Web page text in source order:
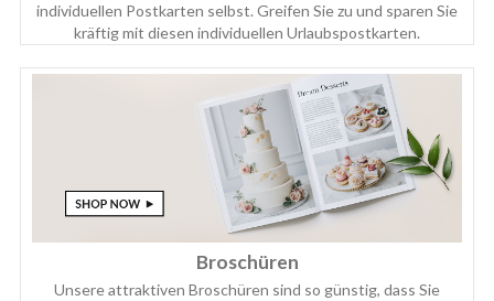
individuellen Postkarten selbst. Greifen Sie zu und sparen Sie
kräftig mit diesen individuellen Urlaubspostkarten.
Broschüren
Unsere attraktiven Broschüren sind so günstig, dass Sie